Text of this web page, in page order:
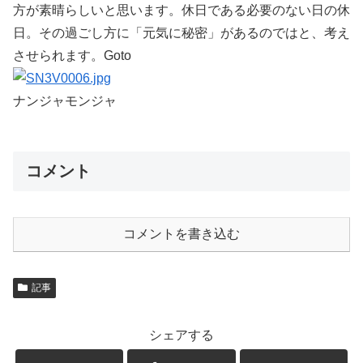
方が素晴らしいと思います。休日である必要のない日の休
日。その過ごし方に「元気に秘密」があるのではと、考え
させられます。Goto
ナンジャモンジャ
コメント
コメントを書き込む
記事
シェアする